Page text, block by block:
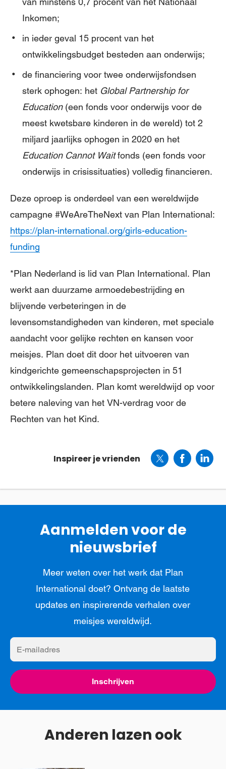
Inkomen;
in ieder geval 15 procent van het
ontwikkelingsbudget besteden aan onderwijs;
de financiering voor twee onderwijsfondsen
sterk ophogen: het Global Partnership for
Education(een fonds voor onderwijs voor de
meest kwetsbare kinderen in de wereld) tot 2
miljard jaarlijks ophogen in 2020 en het
Education Cannot Waitfonds (een fonds voor
onderwijs in crisissituaties) volledig financieren.
Deze oproep is onderdeel van een wereldwijde
campagne #WeAreTheNext van Plan International:
https://plan-international.org/girls-education-
funding
*Plan Nederland is lid van Plan International. Plan
werkt aan duurzame armoedebestrijding en
blijvende verbeteringen in de
levensomstandigheden van kinderen, met speciale
aandacht voor gelijke rechten en kansen voor
meisjes. Plan doet dit door het uitvoeren van
kindgerichte gemeenschapsprojecten in 51
ontwikkelingslanden. Plan komt wereldwijd op voor
betere naleving van het VN-verdrag voor de
Rechten van het Kind.
Inspireer je vrienden
Aanmelden voor de
nieuwsbrief
Meer weten over het werk dat Plan
International doet? Ontvang de laatste
updates en inspirerende verhalen over
meisjes wereldwijd.
E-
mailadres
Inschrijven
Anderen lazen ook